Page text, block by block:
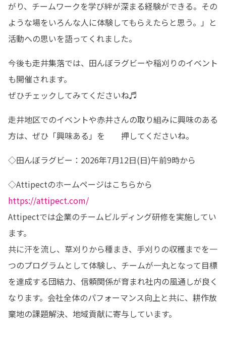
がり、チームワークを学び絆が深まる経験ができる。その
ような場をいろんな人に体験してもらえたらと思う。」と
活動への思いを語ってくれました。
今後も走井集落では、田んぼラグビーや稲刈りのイベント
も開催されます。
ぜひチェックしてみてくださいね♬
走井地区でのイベントや赤井さんの取り組みに興味のある
方は、ぜひ「興味ある」を　　押してくださいね。
◇田んぼラグビー：2026年7月12日(日)午前9時から
https://attipect.com/
Attipectでは企業のチームビルディング研修を実施してい
ます。
共に汗を流し、草刈りから種まき、手刈りの収穫までを一
つのプログラムとして体験し、チームが一丸となって目標
を達成する団結力、信頼関係が育まれ社内の風通しが良く
なります。会社全体のパフォーマンス向上と共に、耕作放
棄地の課題解決、地域貢献に寄与しています。